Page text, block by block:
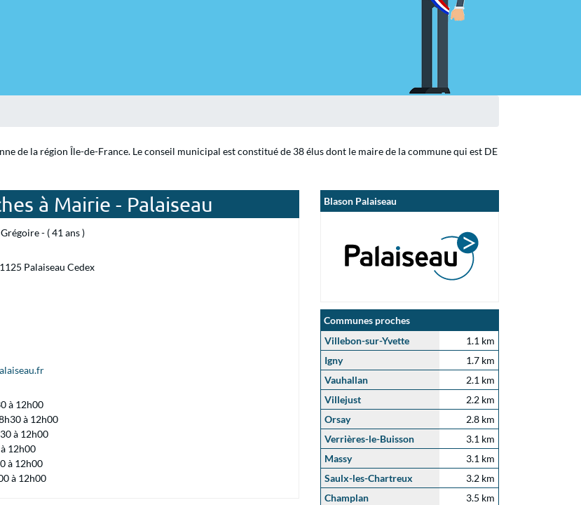
de la région Île-de-France. Le conseil municipal est constitué de 38 élus dont le maire de la commune qui est DE
à Mairie - Palaiseau
- ( 41 ans )
Palaiseau Cedex
à 12h00
à 12h00
à 12h00
12h00
à 12h00
à 12h00
Blason Palaiseau
Communes proches
Villebon-sur-Yvette
1.1 km
Igny
1.7 km
Vauhallan
2.1 km
Villejust
2.2 km
Orsay
2.8 km
Verrières-le-Buisson
3.1 km
Massy
3.1 km
Saulx-les-Chartreux
3.2 km
Champlan
3.5 km